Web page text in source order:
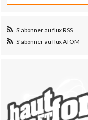
S'abonner au flux RSS
S'abonner au flux ATOM